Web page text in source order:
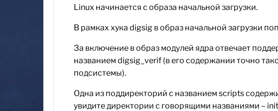
Linux начинается с образа начальной загрузки.
В рамках хука digsig в образ начальной загрузки
За включение в образ модулей ядра отвечает
названием digsig_verif (в его содержании точно
подсистемы).
Одна из поддиректорий с названием scripts
увидите директории с говорящими названиями –